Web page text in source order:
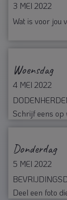
3 MEI 2022
Wat is voor jou
Woensdag
4 MEI 2022
Schrijf eens op
Donderdag
5 MEI 2022
Deel een foto